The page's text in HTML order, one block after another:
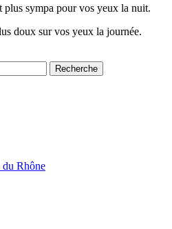
plus sympa pour vos yeux la nuit.
doux sur vos yeux la journée.
Recherche